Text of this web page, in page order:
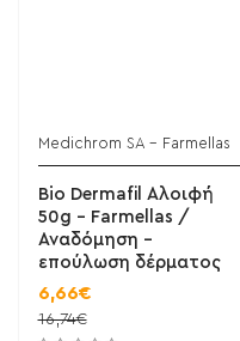
Medichrom SA - Farmellas
Bio Dermafil Αλοιφή
50g - Farmellas /
Αναδόμηση -
επούλωση δέρματος
6,66€
16,74€